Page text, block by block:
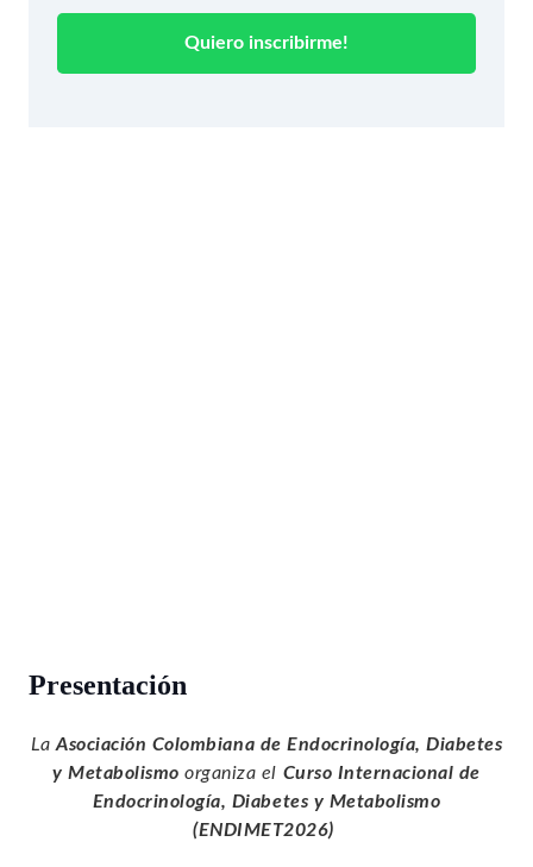
Quiero inscribirme!
Presentación
LaAsociación Colombiana de Endocrinología, Diabetes
y Metabolismo organiza el Curso Internacional de
Endocrinología, Diabetes y Metabolismo
(ENDIMET2026)